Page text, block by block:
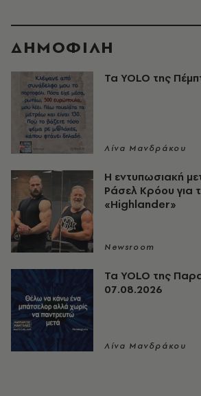
ΔΗΜΟΦΙΛΗ
Τα YOLO της
Λίνα Μανδράκου
Η εντυπωσιακή
Ράσελ Κρόου για
«Highlander»
Newsroom
Τα YOLO της
07.08.2026
Λίνα Μανδράκου